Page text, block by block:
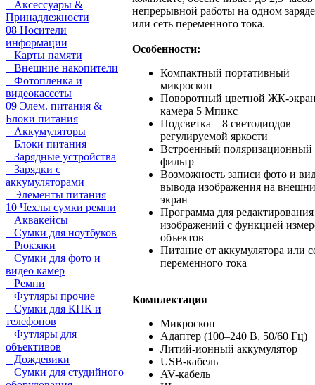
Аксессуары &
Принадлежности
08 Носители
информации
Карты памяти
Внешние накопители
Фотопленка и
видеокассеты
09 Элем. питания &
Блоки питания
Аккумуляторы
Блоки питания
Зарядные устройства
Зарядки с
аккумуляторами
Элементы питания
10 Чехлы сумки ремни
Аквакейсы
Сумки для ноутбуков
Рюкзаки
Сумки для фото и
видео камер
Ремни
Футляры прочие
Сумки для КПК и
телефонов
Футляры для
объективов
Дождевики
Сумки для студийного
непрерывной работы на одном
или сеть переменного тока.
Особенности:
Компактный портативный
микроскоп
Поворотный цветной ЖК-
камера 5 Мпикс
Подсветка – 8 светодиодов
регулируемой яркости
Встроенный поляризационный
фильтр
Возможность записи фото и
вывода изображения на
экран
Программа для редактирования
изображений с функцией
объектов
Питание от аккумулятора или
переменного тока
Комплектация
Микроскоп
Адаптер (100–240 В, 50/60 Гц)
Литий-ионный аккумулятор
USB-кабель
AV-кабель